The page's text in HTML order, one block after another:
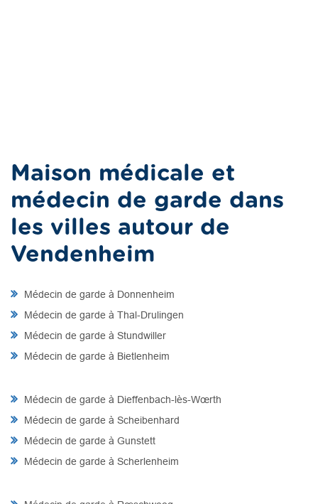
Maison médicale et
médecin de garde dans
les villes autour de
Vendenheim
Médecin de garde à Donnenheim
Médecin de garde à Thal-Drulingen
Médecin de garde à Stundwiller
Médecin de garde à Bietlenheim
Médecin de garde à Dieffenbach-lès-Wœrth
Médecin de garde à Scheibenhard
Médecin de garde à Gunstett
Médecin de garde à Scherlenheim